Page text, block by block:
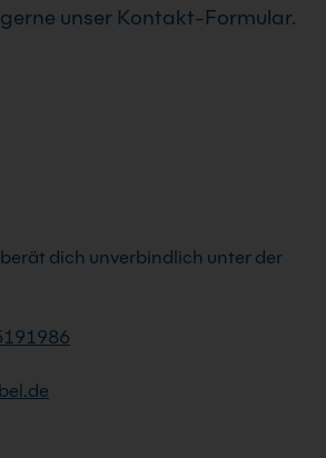
unser Kontakt-Formular.
dich unverbindlich unter der